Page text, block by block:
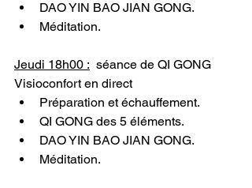
DAO YIN BAO JIAN GONG.
Méditation.
Jeudi 18h00 : séance de QI GONG
Visioconfort en direct
Préparation et échauffement.
QI GONG des 5 éléments.
DAO YIN BAO JIAN GONG.
Méditation.